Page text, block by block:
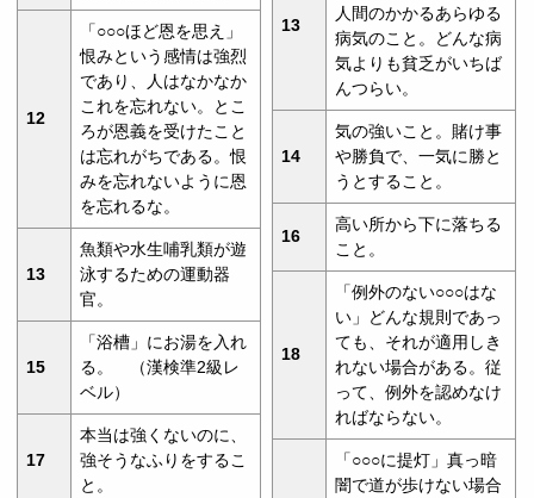
12
「○○○ほど恩を思え」
恨みという感情は強烈
であり、人はなかなか
これを忘れない。とこ
ろが恩義を受けたこと
は忘れがちである。恨
みを忘れないように恩
を忘れるな。
13
魚類や水生哺乳類が遊
泳するための運動器
官。
15
「浴槽」にお湯を入れ
る。 （漢検準2級レ
ベル）
17
本当は強くないのに、
強そうなふりをするこ
と。
13
人間のかかるあらゆる
病気のこと。どんな病
気よりも貧乏がいちば
んつらい。
14
気の強いこと。賭け事
や勝負で、一気に勝と
うとすること。
16
高い所から下に落ちる
こと。
18
「例外のない○○○はな
い」どんな規則であっ
ても、それが適用しき
れない場合がある。従
って、例外を認めなけ
ればならない。
「○○○に提灯」真っ暗
闇で道が歩けない場合